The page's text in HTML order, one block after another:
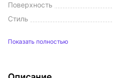
Поверхность
Стиль
Показать полностью